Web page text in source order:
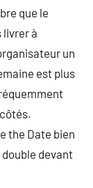
que le
livrer à
un
est plus
the Date bien
double devant